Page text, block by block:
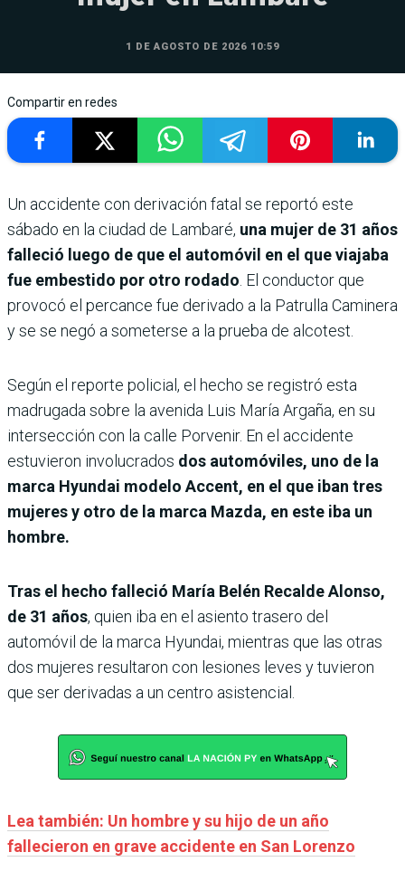
1 DE AGOSTO DE 2026 10:59
Compartir en redes
Un accidente con derivación fatal se reportó este
sábado en la ciudad de Lambaré, una mujer de 31 años
falleció luego de que el automóvil en el que viajaba
fue embestido por otro rodado. El conductor que
provocó el percance fue derivado a la Patrulla Caminera
y se se negó a someterse a la prueba de alcotest.
Según el reporte policial, el hecho se registró esta
madrugada sobre la avenida Luis María Argaña, en su
intersección con la calle Porvenir. En el accidente
estuvieron involucrados dos automóviles, uno de la
marca Hyundai modelo Accent, en el que iban tres
mujeres y otro de la marca Mazda, en este iba un
hombre.
Tras el hecho falleció María Belén Recalde Alonso,
de 31 años, quien iba en el asiento trasero del
automóvil de la marca Hyundai, mientras que las otras
dos mujeres resultaron con lesiones leves y tuvieron
que ser derivadas a un centro asistencial.
Lea también: Un hombre y su hijo de un año
fallecieron en grave accidente en San Lorenzo